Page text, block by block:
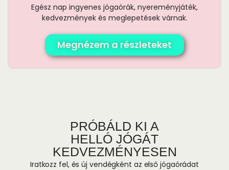
Egész nap ingyenes jógaórák, nyereményjáték,
kedvezmények és meglepetések várnak.
Megnézem a részleteket
PRÓBÁLD KI A
HELLÓ JÓGÁT
KEDVEZMÉNYESEN
Iratkozz fel, és új vendégként az első jógaórádat